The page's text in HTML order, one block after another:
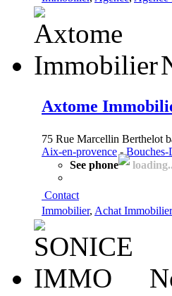
Axtome
75 Rue Marcellin Berthelot
Aix-en-provence-
See phone
Contact
Immobilier, Achat Immobilier